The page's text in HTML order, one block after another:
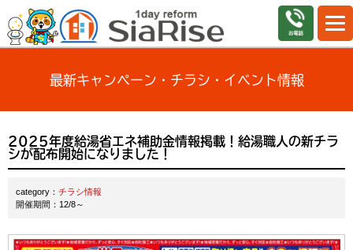
最新キャンペーン・チラシ・イベント情報
2025年度給湯省エネ補助金情報掲載！給湯職人の新チラ
シが配布開始になりました！
category： チラシ情報
開催期間：12/8～